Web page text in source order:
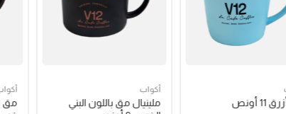
أونص
أكواب
ملينيال مق باللون البني
مق